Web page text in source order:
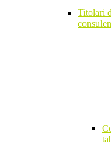
Titolari